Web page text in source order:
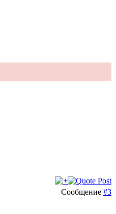
Сообщение #3